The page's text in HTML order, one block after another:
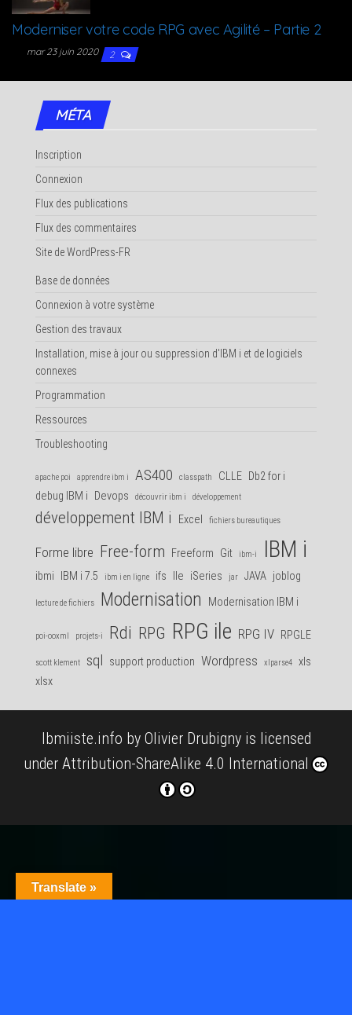
Moder­ni­ser votre code RPG avec Agi­li­té – Par­tie 2
mar 23 juin 2020 2
MÉTA
Inscription
Connexion
Flux des publications
Flux des commentaires
Site de WordPress-FR
Base de données
Connexion à votre système
Gestion des travaux
Installation, mise à jour ou suppression d'IBM i et de logiciels
connexes
Programmation
Ressources
Troubleshooting
apache poi apprendre ibm i AS400 classpath CLLE Db2 for i
debug IBM i
Devops découvrir ibm i développement
développement IBM i Excel fichiers bureautiques
Forme libre Free-form Freeform Git ibm-i IBM i
ibmi IBM i 7.5 ibm i en ligne ifs Ile iSeries jar JAVA joblog
lecture de fichiers Modernisation Modernisation IBM i
poi-ooxml projets-i Rdi RPG RPG ile RPG IV RPGLE
scott klement sql support production Wordpress xlparse4
xls
xlsx
Ibmiiste.info by Olivier Drubignyis licensed
under Attribution-ShareAlike 4.0 International
Translate »